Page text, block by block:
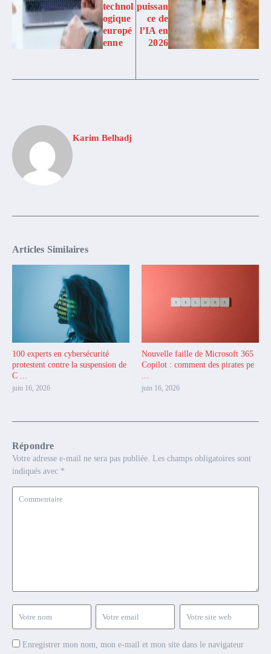
technol
ogique
europé
enne
puissan
ce de
l’IA en
2026
Karim Belhadj
Articles Similaires
100 experts en cybersécurité
protestent contre la suspension de
C ...
juin 16, 2026
Nouvelle faille de Microsoft 365
Copilot : comment des pirates pe
juin 16, 2026
Répondre
Votre adresse e-mail ne sera pas publiée. Les champs obligatoires sont
indiqués avec *
Enregistrer mon nom, mon e-mail et mon site dans le navigateur